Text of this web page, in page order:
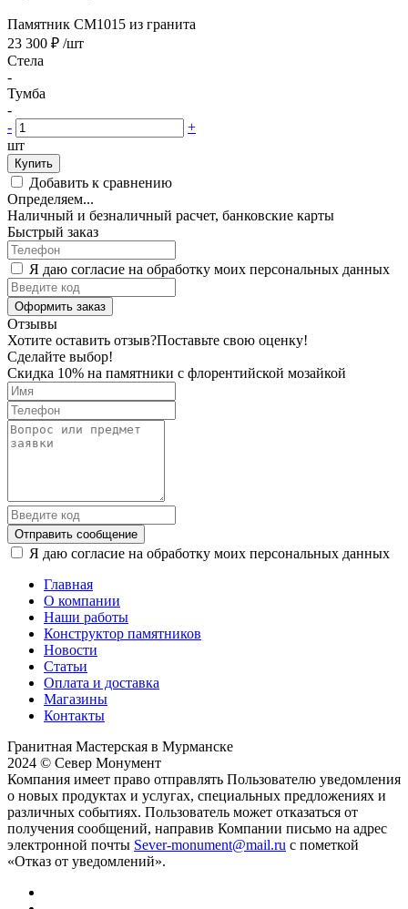
Памятник CM1015 из гранита
23 300 ₽ /шт
Стела
-
Тумба
-
-
+
шт
Купить
Добавить к сравнению
Определяем...
Наличный и безналичный расчет, банковские карты
Быстрый заказ
Я даю согласие на обработку моих персональных данных
Оформить заказ
Отзывы
Хотите оставить отзыв?Поставьте свою оценку!
Сделайте выбор!
Скидка 10% на памятники с флорентийской мозайкой
Отправить сообщение
Я даю согласие на обработку моих персональных данных
Главная
О компании
Наши работы
Конструктор памятников
Новости
Статьи
Оплата и доставка
Магазины
Контакты
Гранитная Мастерская в Мурманске
2024 © Север Монумент
Компания имеет право отправлять Пользователю уведомления
о новых продуктах и услугах, специальных предложениях и
различных событиях. Пользователь может отказаться от
получения сообщений, направив Компании письмо на адрес
электронной почты Sever-monument@mail.ru с пометкой
«Отказ от уведомлений».